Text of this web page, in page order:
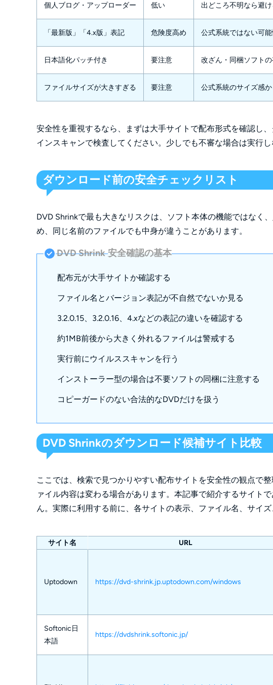
個人ブログ・アップローダー 低い 出どころ不明なら避け
「最新版」「4.x版」表記 危険度高め 公式系統ではない可
日本語化パッチ付き 要注意 改ざん・同梱ソフト
ファイルサイズが大きすぎる 要注意 公式系統のサイズ感
安全性を重視するなら、まずは大手サイトで配布形式を確認し
インスキャンで検査してください。少しでも不審な場合は実行し
ダウンロード前の安全チェックリスト
DVD Shrinkで最も大きなリスクは、ソフト本体の機能ではなく
め、同じ名前のファイルでも中身が違うことがあります。
DVD Shrink 安全確認の基本
配布元が大手サイトか確認する
ファイル名とバージョン表記が不自然でないか見る
3.2.0.15、3.2.0.16、4.xなどの表記の違いを確認する
約1MB前後から大きく外れるファイルは警戒する
実行前にウイルススキャンを行う
インストーラー型の場合は不要ソフトの同梱に注意する
コピーガードのない合法的なDVDだけを扱う
DVD Shrinkのダウンロード候補サイト比較
ここでは、検索で見つかりやすい配布サイトを安全性の観点で
ァイル内容は変わる場合があります。本記事で紹介するサイト
ん。実際に利用する前に、各サイトの表示、ファイル名、サイ
サイト名 URL
Uptodown https://dvd-shrink.jp.uptodown.com/windows
Softonic日
本語
https://dvdshrink.softonic.jp/